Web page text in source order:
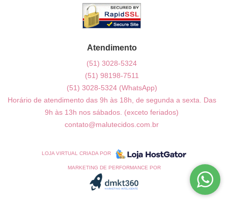
Atendimento
(51) 3028-5324
(51) 98198-7511
(51) 3028-5324 (WhatsApp)
Horário de atendimento das 9h às 18h, de segunda a sexta. Das
9h às 13h nos sábados. (exceto feriados)
contato@malutecidos.com.br
LOJA VIRTUAL CRIADA POR
MARKETING DE PERFORMANCE POR